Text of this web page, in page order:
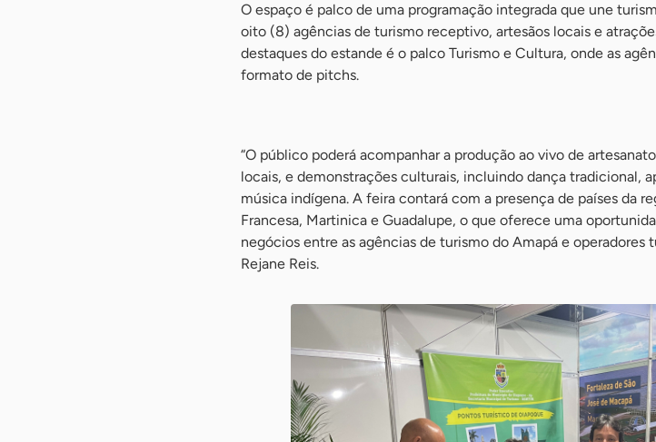
O espaço é palco de uma programação integrada que une
oito (8) agências de turismo receptivo, artesãos locais e
destaques do estande é o palco Turismo e Cultura, onde as
formato de pitchs.
“O público poderá acompanhar a produção ao vivo de
locais, e demonstrações culturais, incluindo dança tradicional,
música indígena. A feira contará com a presença de países da
Francesa, Martinica e Guadalupe, o que oferece uma
negócios entre as agências de turismo do Amapá e operadores
Rejane Reis.